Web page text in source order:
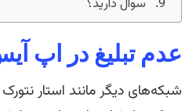
سوال دارید؟
عدم تبلیغ در اپ
شبکه‌های دیگر مانند استار